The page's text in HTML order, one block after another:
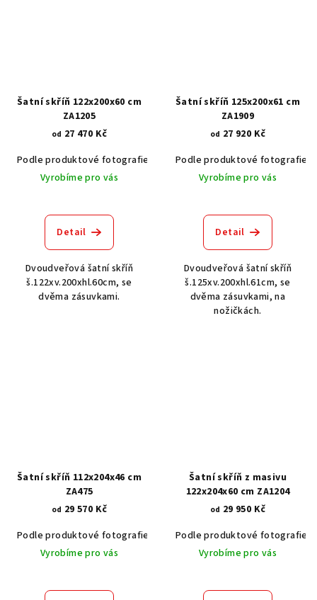
Šatní skříň 122x200x60 cm
ZA1205
od 27 470 Kč
Podle produktové fotografie
Akát vintage BT1551
Dub světlý
Vyrobíme pro vás
Detail
Dvoudveřová šatní skříň
š.122xv.200xhl.60cm, se
dvěma zásuvkami.
Šatní skříň 125x200x61 cm
ZA1909
od 27 920 Kč
Podle produktové fotografie
Vyrobíme pro vás
Detail
Dvoudveřová šatní skříň
š.125xv.200xhl.61cm, se
dvěma zásuvkami, na
nožičkách.
Šatní skříň 112x204x46 cm
ZA475
od 29 570 Kč
Podle produktové fotografie
Akát vintage BT1551
Dub světlý
Vyrobíme pro vás
Šatní skříň z masivu
122x204x60 cm ZA1204
od 29 950 Kč
Podle produktové fotografie
Vyrobíme pro vás